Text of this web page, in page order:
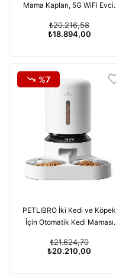
Mama Kapları, 5G WiFi Evcil
₺18.894,00
₺20.216,58
PETLIBRO İki Kedi ve Köpek
İçin Otomatik Kedi Maması
₺20.210,00
₺21.624,70
%7